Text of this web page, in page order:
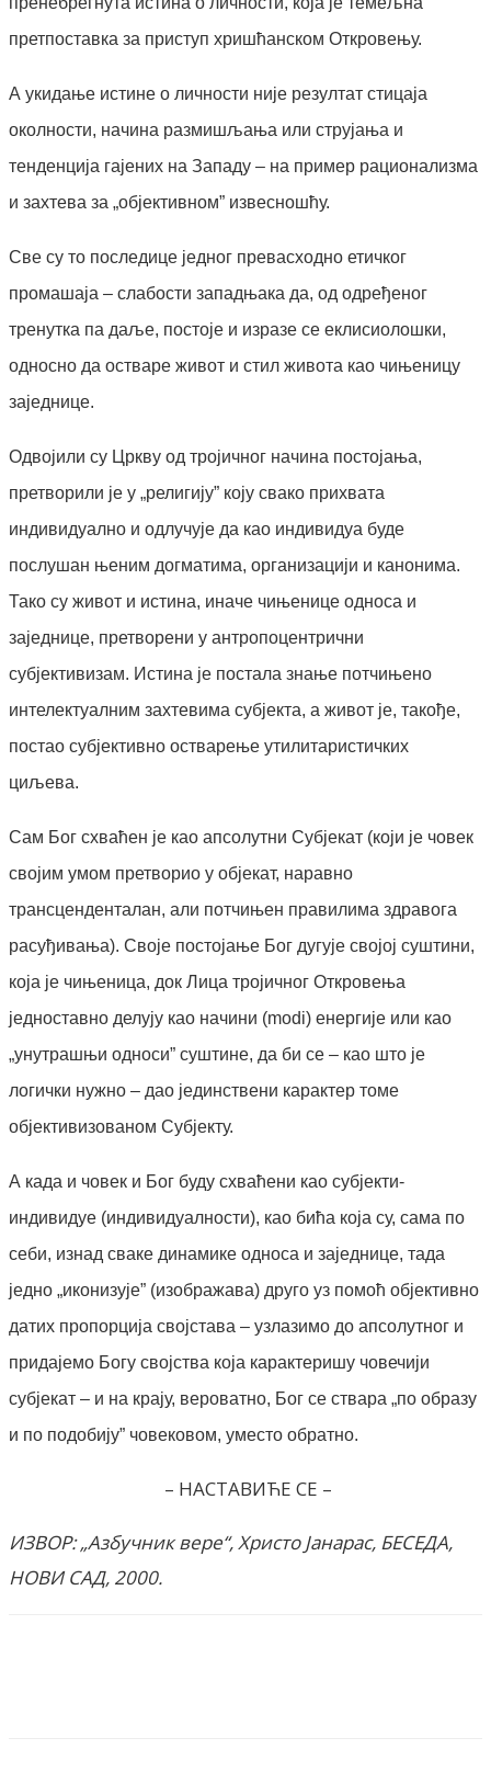
претпоставка за приступ хришћанском Откровењу.
А укидање истине о личности није резултат стицаја
околности, начина размишљања или струјања и
тенденција гајених на Западу – на пример рационализма
и захтева за „објективном” извесношћу.
Све су то последице једног превасходно етичког
промашаја – слабости западњака да, од одређеног
тренутка па даље, постоје и изразе се еклисиолошки,
односно да остваре живот и стил живота као чињеницу
заједнице.
Одвојили су Цркву од тројичног начина постојања,
претворили је у „религију” коју свако прихвата
индивидуално и одлучује да као индивидуа буде
послушан њеним догматима, организацији и канонима.
Тако су живот и истина, иначе чињенице односа и
заједнице, претворени у антропоцентрични
субјективизам. Истина је постала знање потчињено
интелектуалним захтевима субјекта, а живот је, такође,
постао субјективно остварење утилитаристичких
циљева.
Сам Бог схваћен је као апсолутни Субјекат (који је човек
својим умом претворио у објекат, наравно
трансценденталан, али потчињен правилима здравога
расуђивања). Своје постојање Бог дугује својој суштини,
која је чињеница, док Лица тројичног Откровења
једноставно делују као начини (modi) енергије или као
„унутрашњи односи” суштине, да би се – као што је
логички нужно – дао јединствени карактер томе
објективизованом Субјекту.
А када и човек и Бог буду схваћени као субјекти-
индивидуе (индивидуалности), као бића која су, сама по
себи, изнад сваке динамике односа и заједнице, тада
једно „иконизује” (изображава) друго уз помоћ објективно
датих пропорција својстава – узлазимо до апсолутног и
придајемо Богу својства која карактеришу човечији
субјекат – и на крају, вероватно, Бог се ствара „по образу
и по подобију” човековом, уместо обратно.
– НАСТАВИЋЕ СЕ –
ИЗВОР: „Азбучник вере“, Христо Јанарас, БЕСЕДА,
НОВИ САД, 2000.